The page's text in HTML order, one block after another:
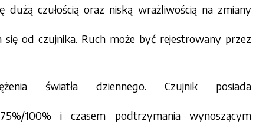
czułością oraz niską wrażliwością na zmiany
od czujnika. Ruch może być rejestrowany przez
światła dziennego. Czujnik posiada
100% i czasem podtrzymania wynoszącym